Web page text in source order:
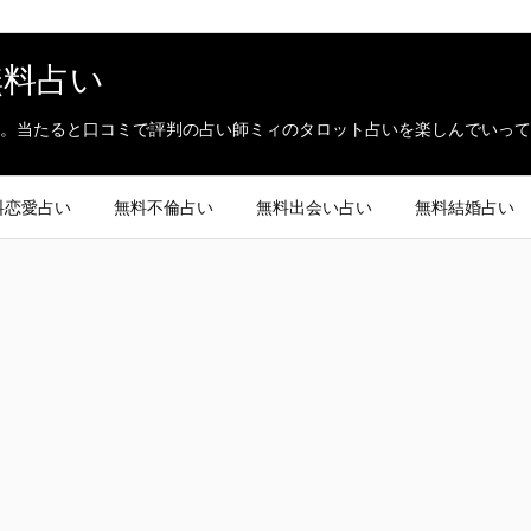
占い
たると口コミで評判の占い師ミィのタロット占いを楽しんでいって
恋愛占い 無料不倫占い 無料出会い占い 無料結婚占い